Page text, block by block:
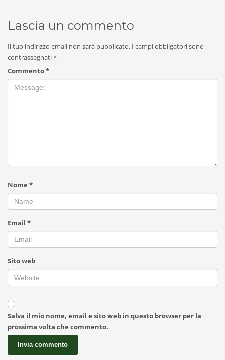
Lascia un commento
Il tuo indirizzo email non sarà pubblicato. I campi obbligatori sono
contrassegnati*
Commento*
Nome *
Email *
Sito web
Salva il mio nome, email e sito web in questo browser per la
prossima volta che commento.